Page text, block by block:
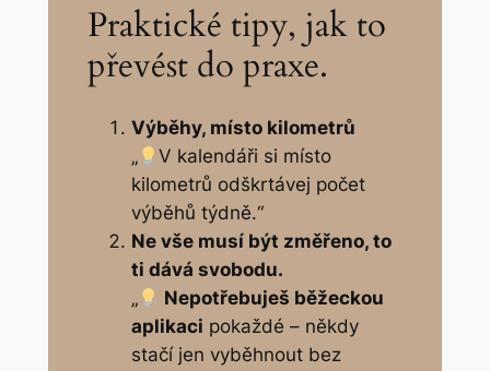
Praktické tipy, jak to
převést do praxe.
Výběhy, místo kilometrů
„
V kalendáři si místo
kilometrů odškrtávej počet
výběhů týdně.“
Ne vše musí být změřeno, to
ti dává svobodu.
„
Nepotřebuješ běžeckou
aplikaci pokaždé – někdy
stačí jen vyběhnout bez